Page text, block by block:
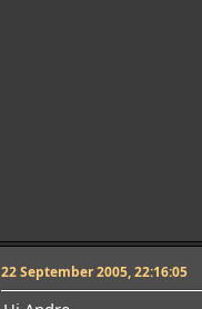
22 September 2005, 22:16:05